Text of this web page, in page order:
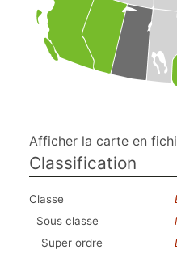
Afficher la carte en
Classification
Classe
Sous classe
Super ordre